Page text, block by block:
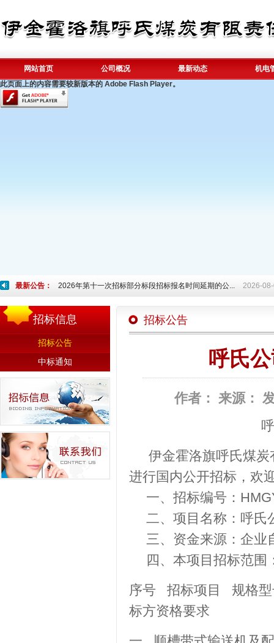
网站首页 公司概况 最新动态
机电
此页面上的内容需要较新版本的 Adobe Flash Player。
最新公告： 2026年第十一次招标部分标段招标报名时间延期的公... 2026-
招标信息
招标公告
中标通知
招标公告
呼氏
作者： 来源：
伊金霍洛旗呼氏煤
进行国内公开招标，欢
一、招标编号：
二、项目名称：呼氏
三、资金来源：企业
四、本项目招标范围
序号 招标项目 规格
标方资格要求